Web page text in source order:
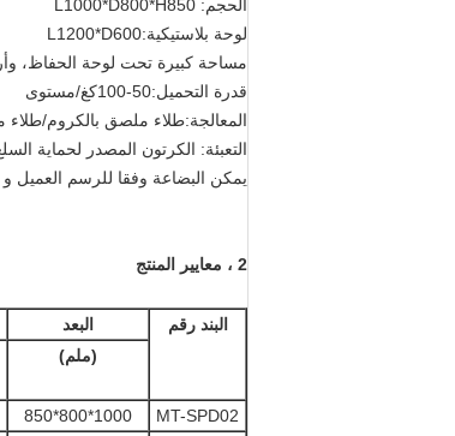
الحجم: L1000*D800*H850
لوحة بلاستيكية:L1200*D600
مساحة كبيرة تحت لوحة الحفاظ،
قدرة التحميل:50-100كغ/مستوى
المعالجة:طلاء ملصق بالكروم/
التعبئة: الكرتون المصدر لحماية
يمكن البضاعة وفقا للرسم العميل و
2 ، معايير المنتج
البند رقم البعد
(ملم)
MT-SPD02
1000*800*850